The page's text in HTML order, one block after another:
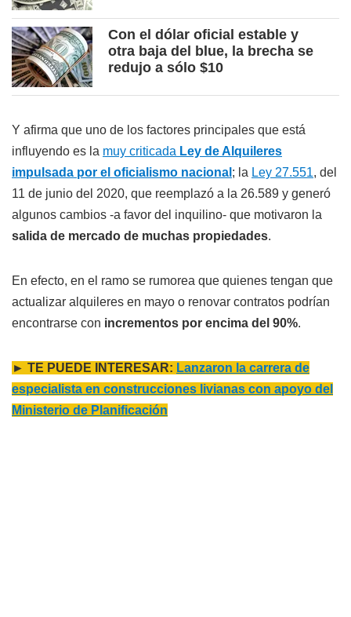
Con el dólar oficial estable y
otra baja del blue, la brecha se
redujo a sólo $10
Y afirma que uno de los factores principales que está
influyendo es la muy criticada Ley de Alquileres
impulsada por el oficialismo nacional ; la Ley 27.551, del
11 de junio del 2020, que reemplazó a la 26.589 y generó
algunos cambios -a favor del inquilino- que motivaron la
salida de mercado de muchas propiedades.
En efecto, en el ramo se rumorea que quienes tengan que
actualizar alquileres en mayo o renovar contratos podrían
encontrarse con incrementos por encima del 90%.
► TE PUEDE INTERESAR: Lanzaron la carrera de
especialista en construcciones livianas con apoyo del
Ministerio de Planificación